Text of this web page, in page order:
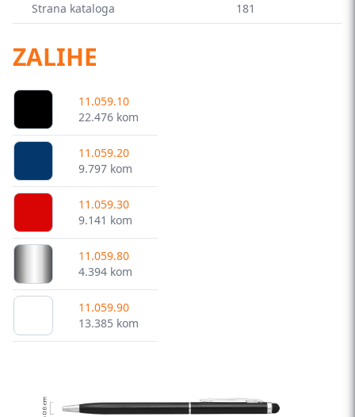
Strana kataloga
181
ZALIHE
11.059.10
22.476 kom
11.059.20
9.797 kom
11.059.30
9.141 kom
11.059.80
4.394 kom
11.059.90
13.385 kom